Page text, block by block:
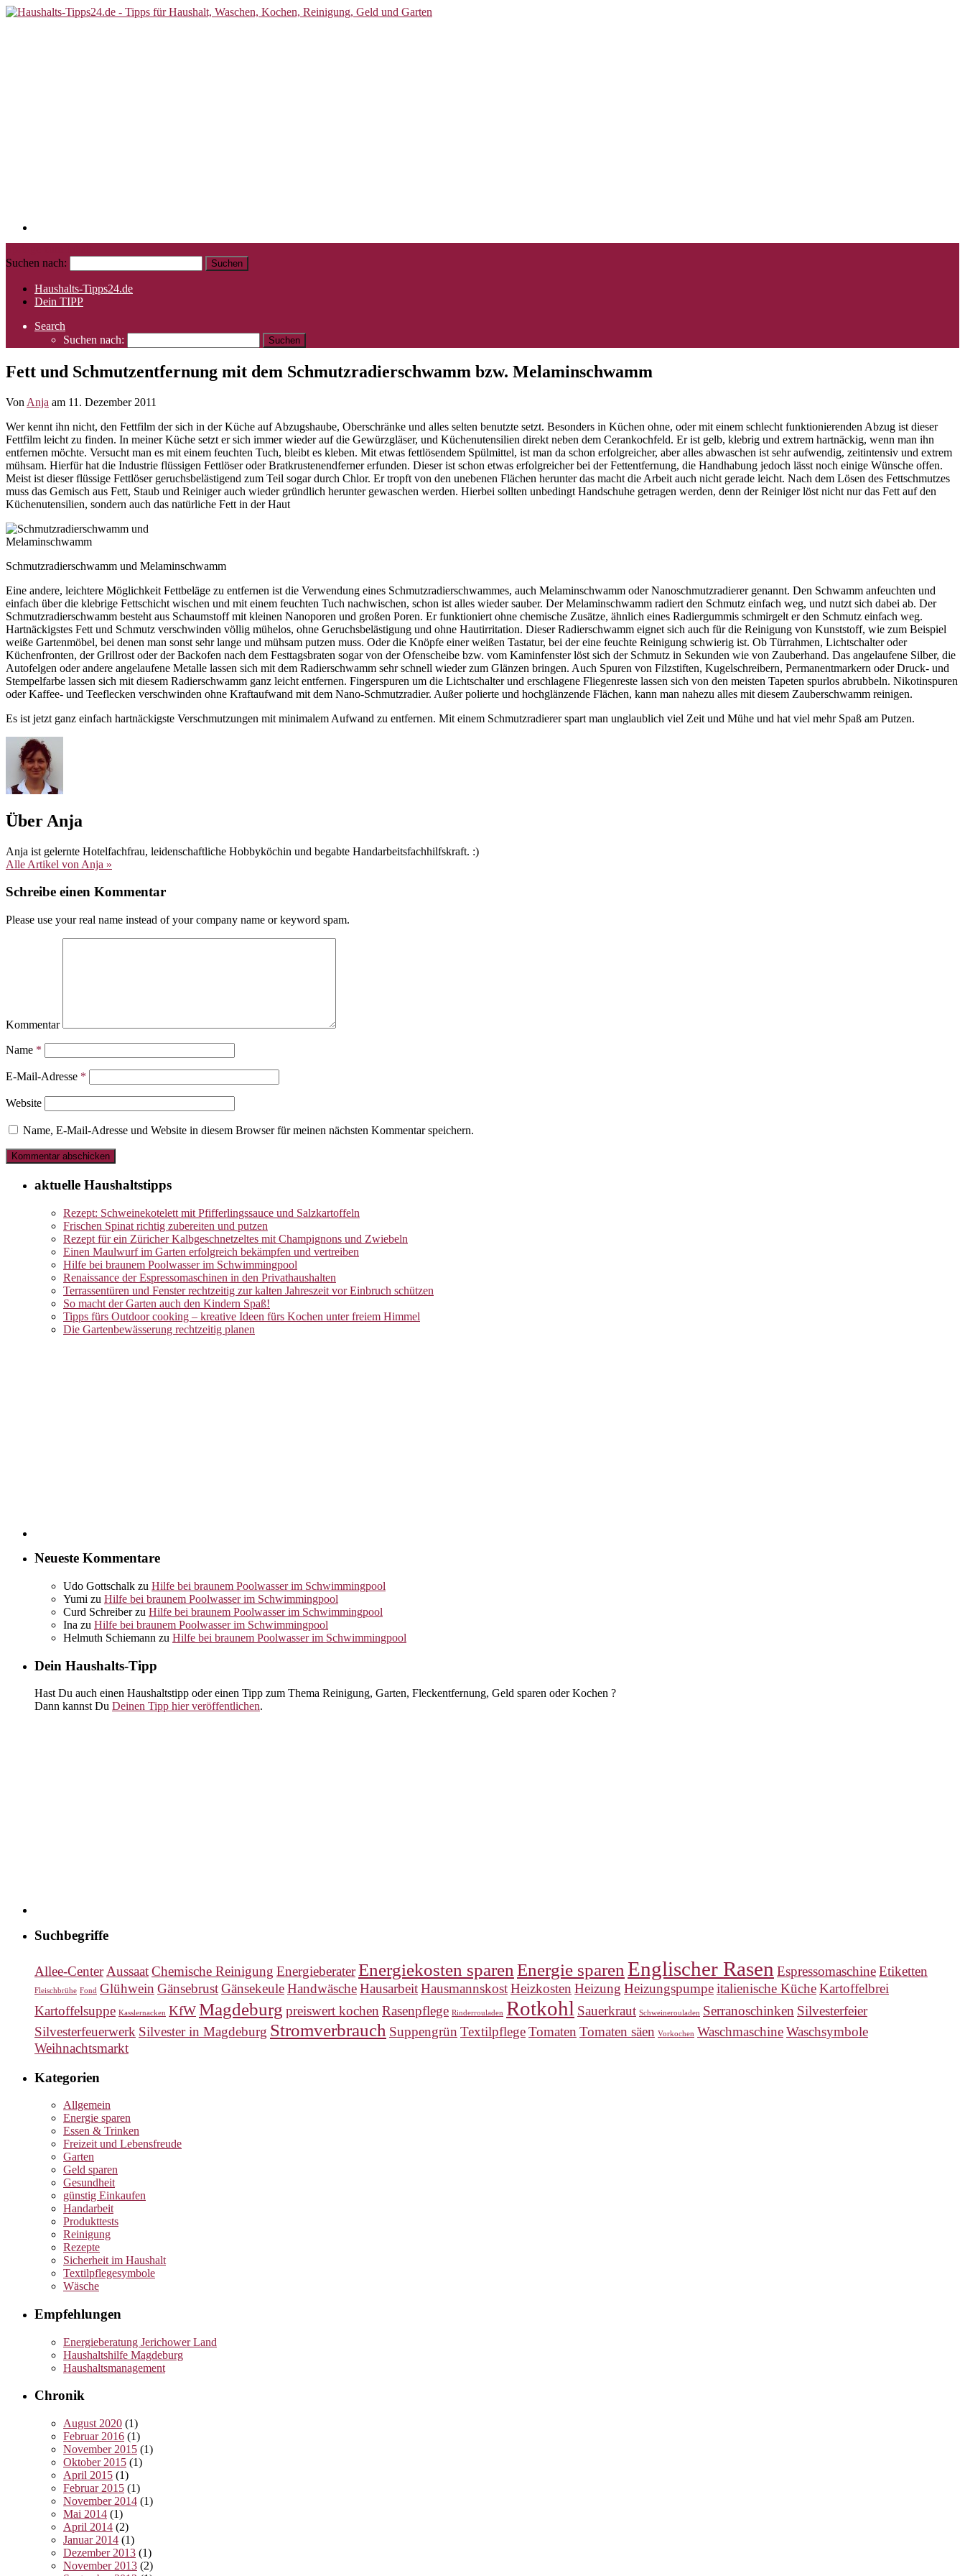
Suchen nach:
Haushalts-Tipps24.de
Dein TIPP
Search
Suchen nach:
Fett und Schmutzentfernung mit dem Schmutzradierschwamm bzw. Melaminschwamm
Von Anja am 11. Dezember 2011
Wer kennt ihn nicht, den Fettfilm der sich in der Küche auf Abzugshaube, Oberschränke und alles selten benutzte setzt. Besonders in Küchen ohne, oder mit einem schlecht funktionierenden Abzug ist dieser
Fettfilm leicht zu finden. In meiner Küche setzt er sich immer wieder auf die Gewürzgläser, und Küchenutensilien direkt neben dem Cerankochfeld. Er ist gelb, klebrig und extrem hartnäckig, wenn man ihn
entfernen möchte. Versucht man es mit einem feuchten Tuch, bleibt es kleben. Mit etwas fettlösendem Spülmittel, ist man da schon erfolgreicher, aber alles abwaschen ist sehr aufwendig, zeitintensiv und extrem
mühsam. Hierfür hat die Industrie flüssigen Fettlöser oder Bratkrustenendferner erfunden. Dieser ist schon etwas erfolgreicher bei der Fettentfernung, die Handhabung jedoch lässt noch einige Wünsche offen.
Meist ist dieser flüssige Fettlöser geruchsbelästigend zum Teil sogar durch Chlor. Er tropft von den unebenen Flächen herunter das macht die Arbeit auch nicht gerade leicht. Nach dem Lösen des Fettschmutzes
muss das Gemisch aus Fett, Staub und Reiniger auch wieder gründlich herunter gewaschen werden. Hierbei sollten unbedingt Handschuhe getragen werden, denn der Reiniger löst nicht nur das Fett auf den
Küchenutensilien, sondern auch das natürliche Fett in der Haut
Schmutzradierschwamm und Melaminschwamm
Eine andere, leichtere Möglichkeit Fettbeläge zu entfernen ist die Verwendung eines Schmutzradierschwammes, auch Melaminschwamm oder Nanoschmutzradierer genannt. Den Schwamm anfeuchten und
einfach über die klebrige Fettschicht wischen und mit einem feuchten Tuch nachwischen, schon ist alles wieder sauber. Der Melaminschwamm radiert den Schmutz einfach weg, und nutzt sich dabei ab. Der
Schmutzradierschwamm besteht aus Schaumstoff mit kleinen Nanoporen und großen Poren. Er funktioniert ohne chemische Zusätze, ähnlich eines Radiergummis schmirgelt er den Schmutz einfach weg.
Hartnäckigstes Fett und Schmutz verschwinden völlig mühelos, ohne Geruchsbelästigung und ohne Hautirritation. Dieser Radierschwamm eignet sich auch für die Reinigung von Kunststoff, wie zum Beispiel
weiße Gartenmöbel, bei denen man sonst sehr lange und mühsam putzen muss. Oder die Knöpfe einer weißen Tastatur, bei der eine feuchte Reinigung schwierig ist. Ob Türrahmen, Lichtschalter oder
Küchenfronten, der Grillrost oder der Backofen nach dem Festtagsbraten sogar von der Ofenscheibe bzw. vom Kaminfenster löst sich der Schmutz in Sekunden wie von Zauberhand. Das angelaufene Silber, die
Autofelgen oder andere angelaufene Metalle lassen sich mit dem Radierschwamm sehr schnell wieder zum Glänzen bringen. Auch Spuren von Filzstiften, Kugelschreibern, Permanentmarkern oder Druck- und
Stempelfarbe lassen sich mit diesem Radierschwamm ganz leicht entfernen. Fingerspuren um die Lichtschalter und erschlagene Fliegenreste lassen sich von den meisten Tapeten spurlos abrubbeln. Nikotinspuren
oder Kaffee- und Teeflecken verschwinden ohne Kraftaufwand mit dem Nano-Schmutzradier. Außer polierte und hochglänzende Flächen, kann man nahezu alles mit diesem Zauberschwamm reinigen.
Es ist jetzt ganz einfach hartnäckigste Verschmutzungen mit minimalem Aufwand zu entfernen. Mit einem Schmutzradierer spart man unglaublich viel Zeit und Mühe und hat viel mehr Spaß am Putzen.
Über Anja
Anja ist gelernte Hotelfachfrau, leidenschaftliche Hobbyköchin und begabte Handarbeitsfachhilfskraft. :)
Alle Artikel von Anja »
Schreibe einen Kommentar
Please use your real name instead of your company name or keyword spam.
Kommentar
Name *
E-Mail-Adresse *
Website
Name, E-Mail-Adresse und Website in diesem Browser für meinen nächsten Kommentar speichern.
aktuelle Haushaltstipps
Rezept: Schweinekotelett mit Pfifferlingssauce und Salzkartoffeln
Frischen Spinat richtig zubereiten und putzen
Rezept für ein Züricher Kalbgeschnetzeltes mit Champignons und Zwiebeln
Einen Maulwurf im Garten erfolgreich bekämpfen und vertreiben
Hilfe bei braunem Poolwasser im Schwimmingpool
Renaissance der Espressomaschinen in den Privathaushalten
Terrassentüren und Fenster rechtzeitig zur kalten Jahreszeit vor Einbruch schützen
So macht der Garten auch den Kindern Spaß!
Tipps fürs Outdoor cooking – kreative Ideen fürs Kochen unter freiem Himmel
Die Gartenbewässerung rechtzeitig planen
Neueste Kommentare
Udo Gottschalk zu Hilfe bei braunem Poolwasser im Schwimmingpool
Yumi zu Hilfe bei braunem Poolwasser im Schwimmingpool
Curd Schreiberzu Hilfe bei braunem Poolwasser im Schwimmingpool
Ina zu Hilfe bei braunem Poolwasser im Schwimmingpool
Helmuth Schiemann zu Hilfe bei braunem Poolwasser im Schwimmingpool
Dein Haushalts-Tipp
Hast Du auch einen Haushaltstipp oder einen Tipp zum Thema Reinigung, Garten, Fleckentfernung, Geld sparen oder Kochen ?
Dann kannst Du Deinen Tipp hier veröffentlichen.
Suchbegriffe
Allee-Center AussaatChemische Reinigung EnergieberaterEnergiekosten sparen Energie sparen Englischer Rasen EspressomaschineEtiketten
Fleischbrühe Fond Glühwein GänsebrustGänsekeuleHandwäscheHausarbeitHausmannskostHeizkosten Heizung Heizungspumpeitalienische KücheKartoffelbrei
Kartoffelsuppe Kasslernacken KfWMagdeburg preiswert kochen Rasenpflege Rinderrouladen Rotkohl Sauerkraut Schweinerouladen Serranoschinken Silvesterfeier
Silvesterfeuerwerk Silvester in Magdeburg Stromverbrauch Suppengrün TextilpflegeTomaten Tomaten säen Vorkochen WaschmaschineWaschsymbole
Weihnachtsmarkt
Kategorien
Allgemein
Energie sparen
Essen & Trinken
Freizeit und Lebensfreude
Garten
Geld sparen
Gesundheit
günstig Einkaufen
Handarbeit
Produkttests
Reinigung
Rezepte
Sicherheit im Haushalt
Textilpflegesymbole
Wäsche
Empfehlungen
Energieberatung Jerichower Land
Haushaltshilfe Magdeburg
Haushaltsmanagement
Chronik
August 2020 (1)
Februar 2016 (1)
November 2015 (1)
Oktober 2015 (1)
April 2015 (1)
Februar 2015 (1)
November 2014 (1)
Mai 2014 (1)
April 2014 (2)
Januar 2014 (1)
Dezember 2013 (1)
November 2013 (2)